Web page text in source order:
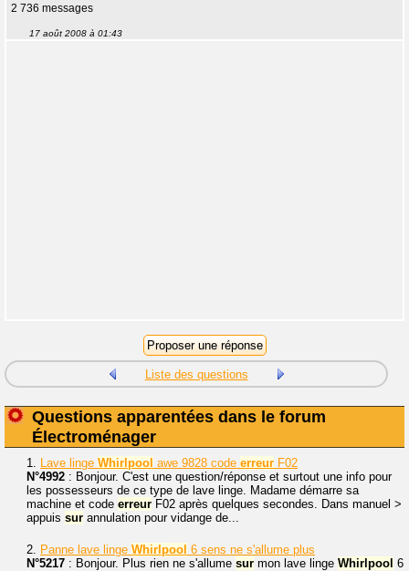
2 736 messages
17 août 2008 à 01:43
Liste des questions
Questions apparentées dans le forum
Électroménager
1. Lave linge Whirlpool awe 9828 code erreur F02
N°4992 : Bonjour. C'est une question/réponse et surtout une info pour
les possesseurs de ce type de lave linge. Madame démarre sa
machine et code erreur F02 après quelques secondes. Dans manuel >
appuis sur annulation pour vidange de...
2. Panne lave linge Whirlpool 6 sens ne s'allume plus
N°5217 : Bonjour. Plus rien ne s'allume sur mon lave linge Whirlpool 6